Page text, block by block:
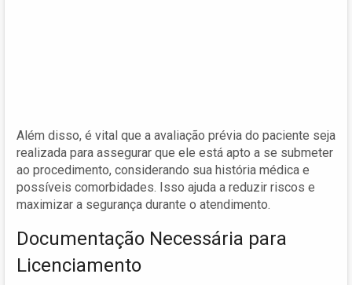
Além disso, é vital que a avaliação prévia do paciente seja
realizada para assegurar que ele está apto a se submeter
ao procedimento, considerando sua história médica e
possíveis comorbidades. Isso ajuda a reduzir riscos e
maximizar a segurança durante o atendimento.
Documentação Necessária para
Licenciamento